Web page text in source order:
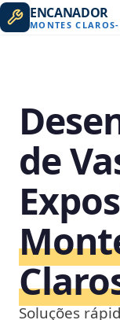
ENCANADOR
MONTES CLAROS-
de
Soluções